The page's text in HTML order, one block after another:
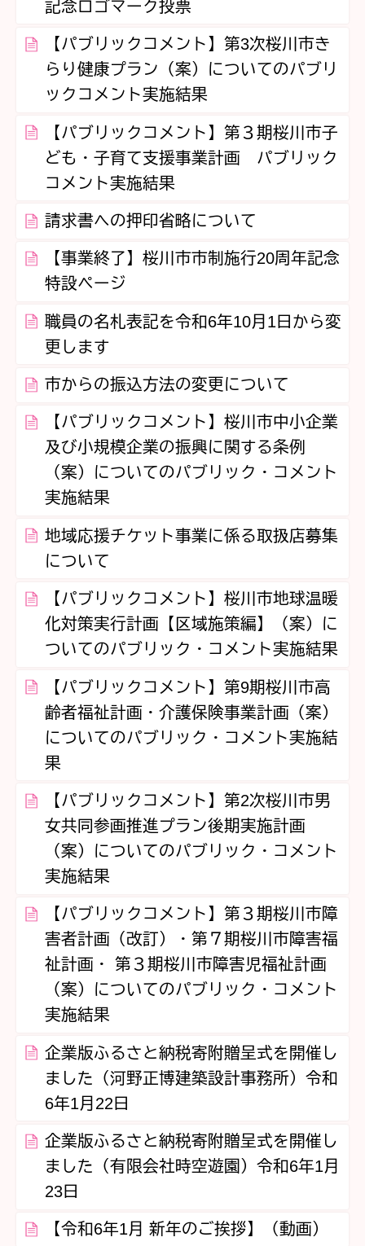
記念ロゴマーク投票
【パブリックコメント】第3次桜川市き
らり健康プラン（案）についてのパブリ
ックコメント実施結果
【パブリックコメント】第３期桜川市子
ども・子育て支援事業計画 パブリック
コメント実施結果
請求書への押印省略について
【事業終了】桜川市市制施行20周年記念
特設ページ
職員の名札表記を令和6年10月1日から変
更します
市からの振込方法の変更について
【パブリックコメント】桜川市中小企業
及び小規模企業の振興に関する条例
（案）についてのパブリック・コメント
実施結果
地域応援チケット事業に係る取扱店募集
について
【パブリックコメント】桜川市地球温暖
化対策実行計画【区域施策編】（案）に
ついてのパブリック・コメント実施結果
【パブリックコメント】第9期桜川市高
齢者福祉計画・介護保険事業計画（案）
についてのパブリック・コメント実施結
果
【パブリックコメント】第2次桜川市男
女共同参画推進プラン後期実施計画
（案）についてのパブリック・コメント
実施結果
【パブリックコメント】第３期桜川市障
害者計画（改訂）・第７期桜川市障害福
祉計画・ 第３期桜川市障害児福祉計画
（案）についてのパブリック・コメント
実施結果
企業版ふるさと納税寄附贈呈式を開催し
ました（河野正博建築設計事務所）令和
6年1月22日
企業版ふるさと納税寄附贈呈式を開催し
ました（有限会社時空遊園）令和6年1月
23日
【令和6年1月 新年のご挨拶】（動画）